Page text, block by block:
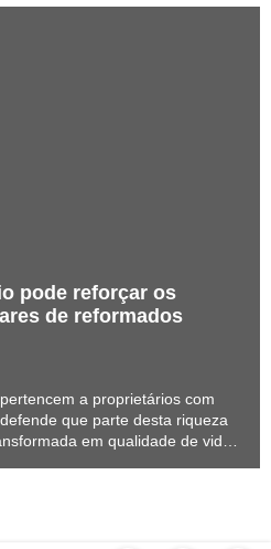
pode reforçar os
de reformados
a proprietários com
que parte desta riqueza
em qualidade de vida